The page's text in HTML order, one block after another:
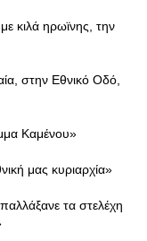
κιλά ηρωϊνης, την
στην Εθνικό Οδό,
Καμένου»
μας κυριαρχία»
τα στελέχη